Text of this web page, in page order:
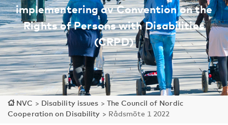
implementering av Convention on the
Rights of Persons with Disabilities
(CRPD)
NVC > Disability issues > The Council of Nordic
Cooperation on Disability > Rådsmöte 1 2022